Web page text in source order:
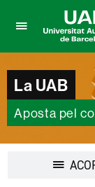
per
desplegar
el
menú
de
Universitat
Barcelona
Autònoma
de
La UAB
Aposta pel